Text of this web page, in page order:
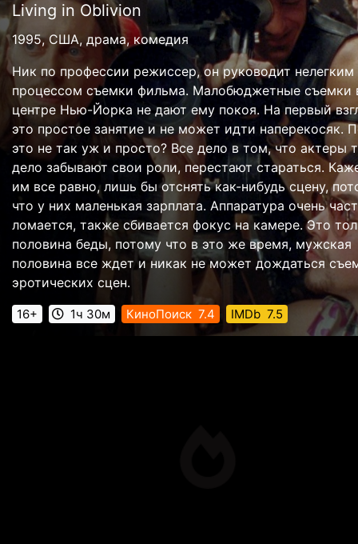
Living in Oblivion
1995, США, драма, комедия
Ник по профессии режиссер, он руководит нелегким
процессом съемки фильма. Малобюджетные съемки
центре Нью-Йорка не дают ему покоя. На первый
это простое занятие и не может идти наперекосяк.
это не так уж и просто? Все дело в том, что актеры
дело забывают свои роли, перестают стараться.
им все равно, лишь бы отснять как-нибудь сцену,
что у них маленькая зарплата. Аппаратура очень
ломается, также сбивается фокус на камере. Это
половина беды, потому что в это же время, мужская
половина все ждет и никак не может дождаться
эротических сцен.
16+ 1ч 30м КиноПоиск 7.4 IMDb 7.5